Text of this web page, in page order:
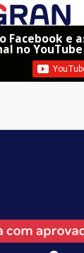
Facebook e
no YouTube